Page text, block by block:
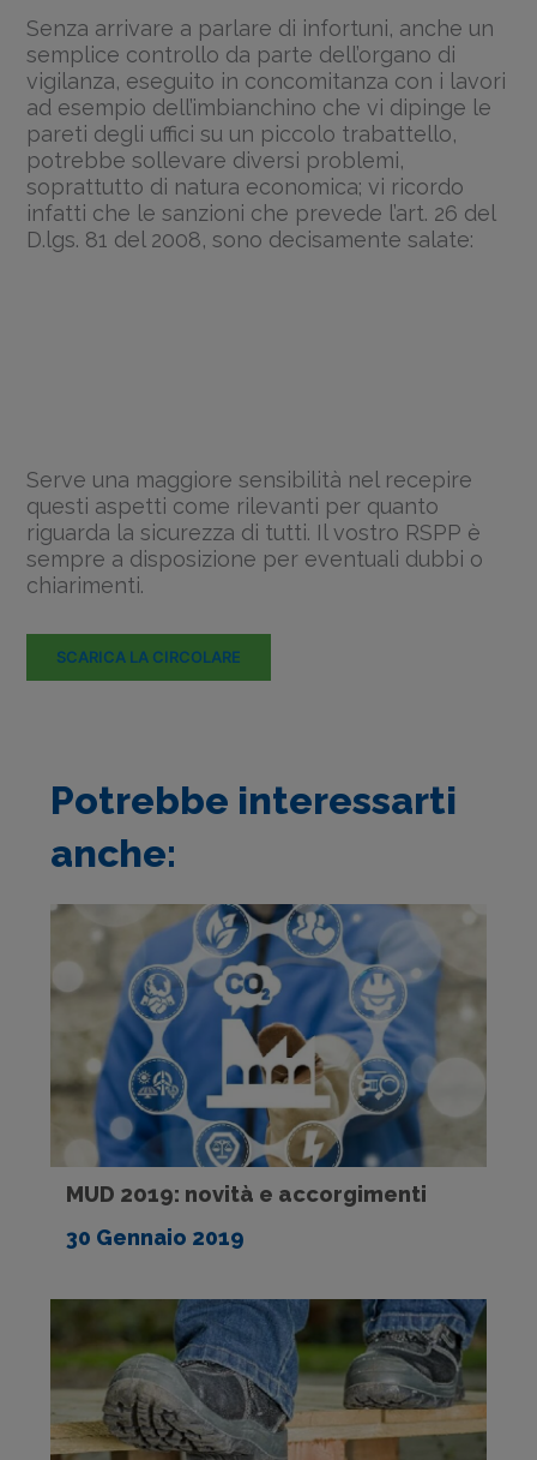
Senza arrivare a parlare di infortuni, anche un
semplice controllo da parte dell’organo di
vigilanza, eseguito in concomitanza con i lavori
ad esempio dell’imbianchino che vi dipinge le
pareti degli uffici su un piccolo trabattello,
potrebbe sollevare diversi problemi,
soprattutto di natura economica; vi ricordo
infatti che le sanzioni che prevede l’art. 26 del
D.lgs. 81 del 2008, sono decisamente salate:
Serve una maggiore sensibilità nel recepire
questi aspetti come rilevanti per quanto
riguarda la sicurezza di tutti. Il vostro RSPP è
sempre a disposizione per eventuali dubbi o
chiarimenti.
SCARICA LA CIRCOLARE
Potrebbe interessarti
anche:
MUD 2019: novità e accorgimenti
30 Gennaio 2019